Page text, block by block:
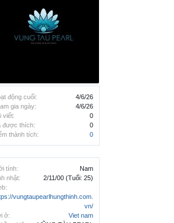
động cuối:
4/6/26
gia ngày:
4/6/26
viết:
0
được thích:
0
thành tích:
0
tính:
Nam
nhật:
2/11/00 (Tuổi: 25)
vungtaupearlhungthinh.com.
vn/
ở:
Viet nam